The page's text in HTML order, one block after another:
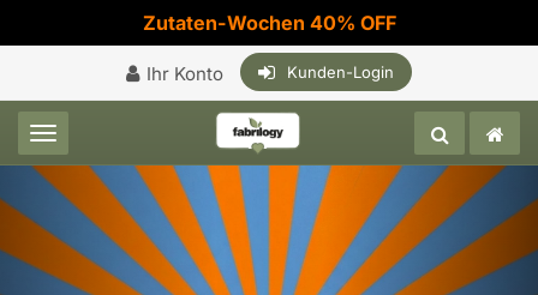
Zutaten-Wochen 40% OFF
Ihr Konto Kunden-Login
Toggle navigation